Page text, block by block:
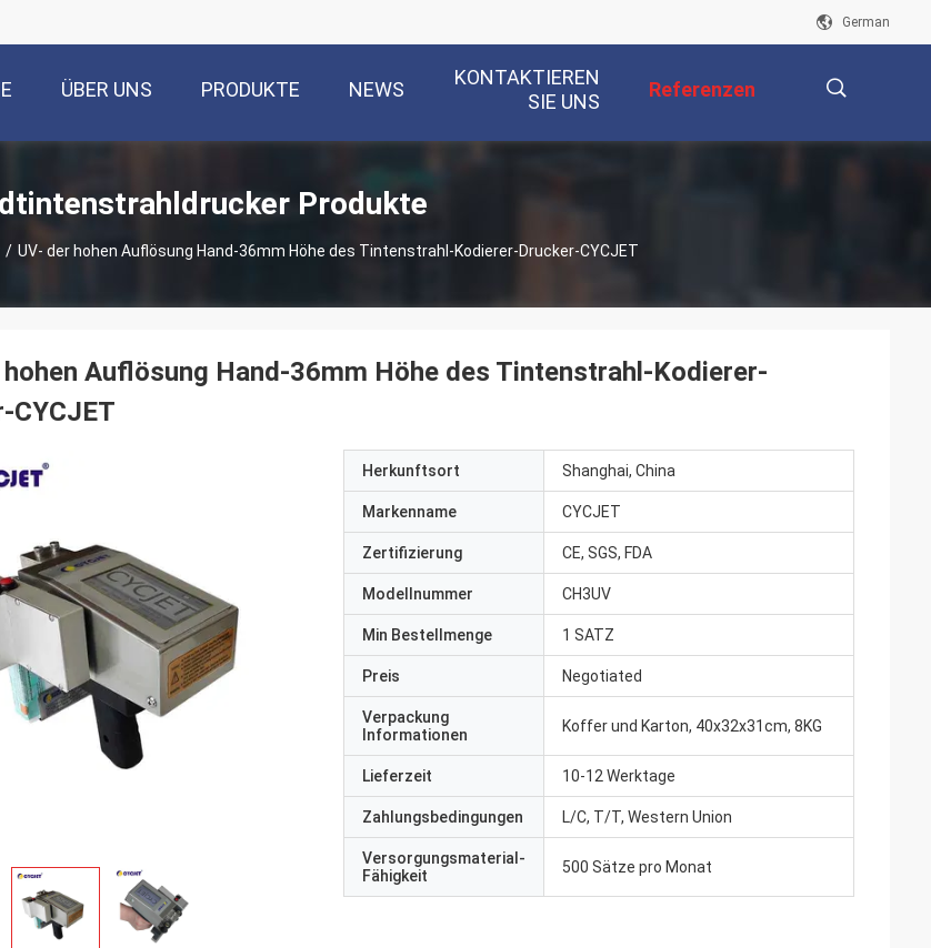
German
ÜBER UNS PRODUKTE NEWS
KONTAKTIEREN
SIE UNS
Referenzen
Produkte
/ UV- der hohen Auflösung Hand-36mm Höhe des Tintenstrahl-Kodierer-Drucker-CYCJET
hohen Auflösung Hand-36mm Höhe des Tintenstrahl-Kodierer-
CYCJET
Herkunftsort Shanghai, China
Markenname CYCJET
Zertifizierung CE, SGS, FDA
Modellnummer CH3UV
Min Bestellmenge 1 SATZ
Preis Negotiated
Verpackung
Informationen
Koffer und Karton, 40x32x31cm, 8KG
Lieferzeit 10-12 Werktage
Zahlungsbedingungen L/C, T/T, Western Union
Versorgungsmaterial-
Fähigkeit
500 Sätze pro Monat